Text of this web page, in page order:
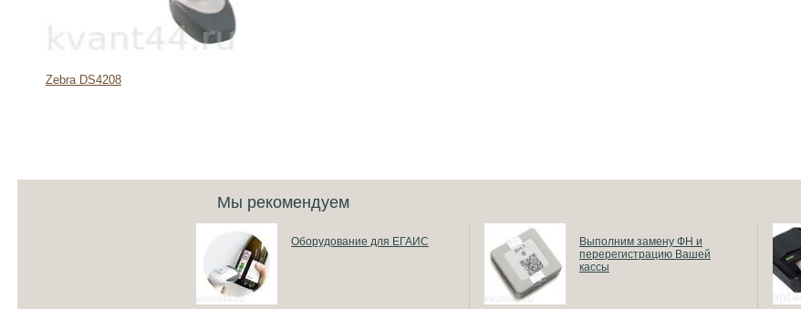
Zebra DS4208
Мы рекомендуем
Оборудование для ЕГАИС
Выполним замену ФН и
перерегистрацию Вашей
кассы